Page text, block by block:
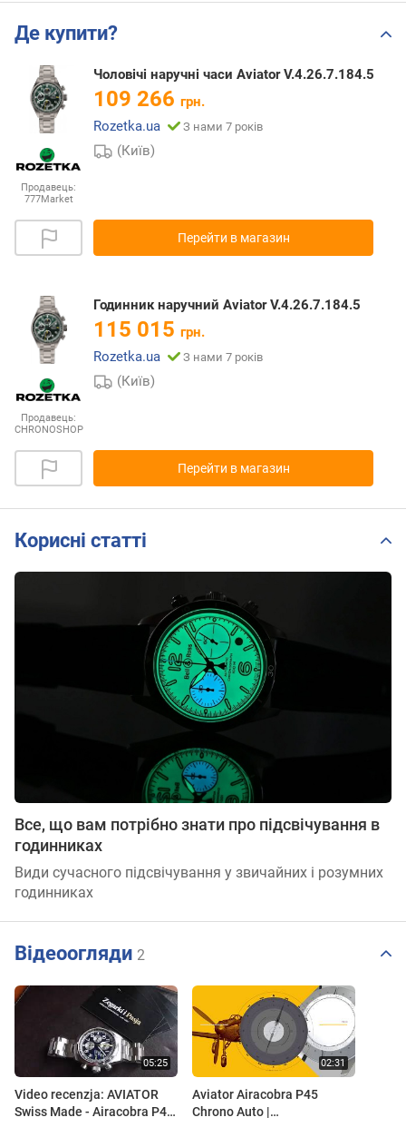
Де купити?
Продавець:
777Market
Чоловічі наручні часи Aviator V.4.26.7.184.5
109 266 грн.
Rozetka.ua
З нами 7 років
(Київ)
Перейти в магазин
Продавець:
CHRONOSHOP
Годинник наручний Aviator V.4.26.7.184.5
115 015 грн.
Rozetka.ua
З нами 7 років
(Київ)
Перейти в магазин
Корисні статті
Все, що вам потрібно знати про підсвічування в
годинниках
Види сучасного підсвічування у звичайних і розумних
годинниках
Відеоогляди 2
Video recenzja: AVIATOR
Swiss Made - Airacobra P45
Aviator Airacobra P45
Chrono Auto |